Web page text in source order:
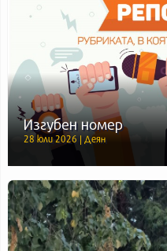
Изгубен номер
28 юли 2026 | Деян